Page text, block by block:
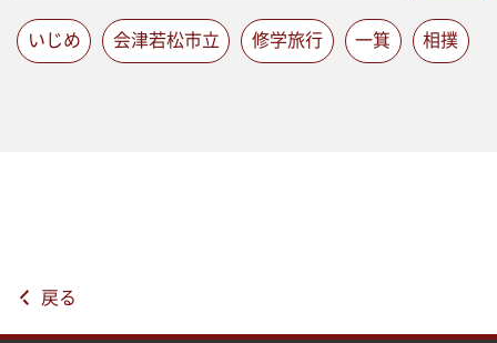
いじめ 会津若松市立 修学旅行 一箕 相撲
戻る